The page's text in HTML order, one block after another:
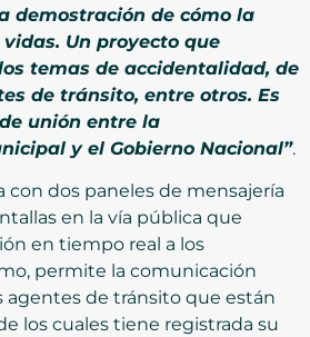
demostración de cómo la
Un proyecto que
temas de accidentalidad, de
de tránsito, entre otros. Es
unión entre la
y el Gobierno Nacional”.
con dos paneles de mensajería
en la vía pública que
en tiempo real a los
permite la comunicación
agentes de tránsito que están
los cuales tiene registrada su